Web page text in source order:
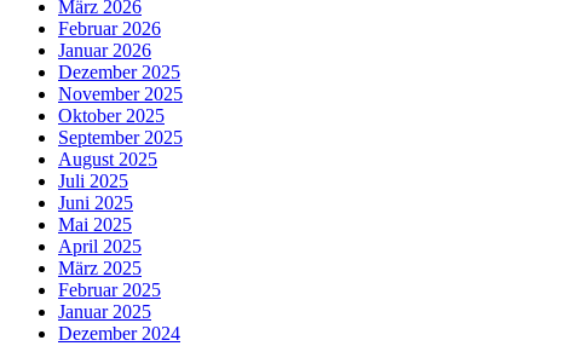
März 2026
Februar 2026
Januar 2026
Dezember 2025
November 2025
Oktober 2025
September 2025
August 2025
Juli 2025
Juni 2025
Mai 2025
April 2025
März 2025
Februar 2025
Januar 2025
Dezember 2024